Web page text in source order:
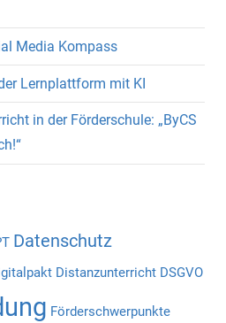
Media Kompass
Lernplattform mit KI
in der Förderschule: „ByCS
Datenschutz
Distanzunterricht DSGVO
Förderschwerpunkte